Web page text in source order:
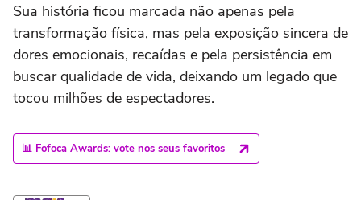
Sua história ficou marcada não apenas pela
transformação física, mas pela exposição sincera de
dores emocionais, recaídas e pela persistência em
buscar qualidade de vida, deixando um legado que
tocou milhões de espectadores.
📊 Fofoca Awards: vote nos seus favoritos